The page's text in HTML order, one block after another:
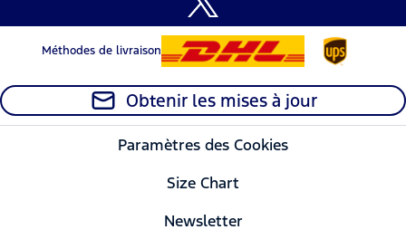
Méthodes de livraison
Obtenir les mises à jour
Paramètres des Cookies
Size Chart
Newsletter